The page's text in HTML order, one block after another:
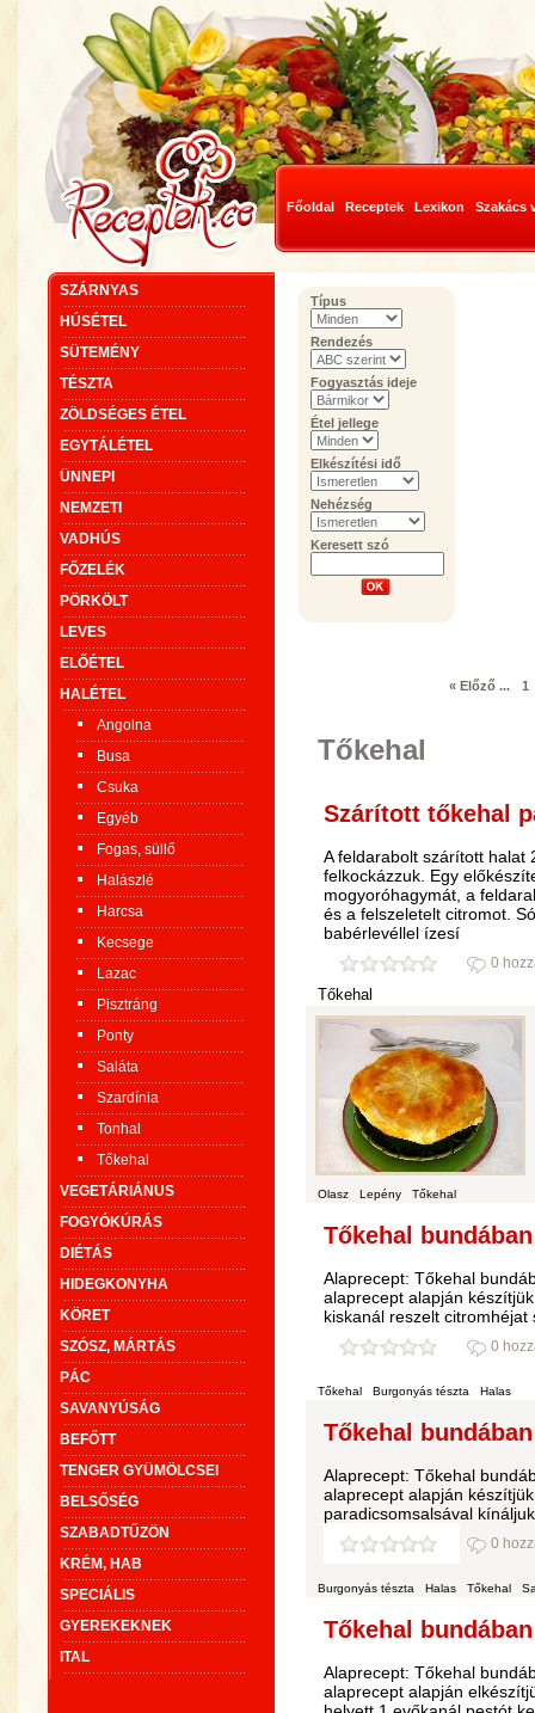
Főoldal Receptek Lexikon Szakács
SZÁRNYAS
HÚSÉTEL
SÜTEMÉNY
TÉSZTA
ZÖLDSÉGES ÉTEL
EGYTÁLÉTEL
ÜNNEPI
NEMZETI
VADHÚS
FŐZELÉK
PÖRKÖLT
LEVES
ELŐÉTEL
HALÉTEL
Angolna
Busa
Csuka
Egyéb
Fogas, süllő
Halászlé
Harcsa
Kecsege
Lazac
Pisztráng
Ponty
Saláta
Szardínia
Tonhal
Tőkehal
VEGETÁRIÁNUS
FOGYÓKÚRÁS
DIÉTÁS
HIDEGKONYHA
KÖRET
SZÓSZ, MÁRTÁS
PÁC
SAVANYÚSÁG
BEFŐTT
TENGER GYÜMÖLCSEI
BELSŐSÉG
SZABADTŰZÖN
KRÉM, HAB
SPECIÁLIS
GYEREKEKNEK
ITAL
Típus
Rendezés
Fogyasztás ideje
Étel jellege
Elkészítési idő
Nehézség
Keresett szó
« Előző... 1
Tőkehal
Szárított tőkehal
A feldarabolt szárított halat
felkockázzuk. Egy
mogyoróhagymát, a
és a felszeletelt citromot.
babérlevéllel ízesí
0
Tőkehal
Olasz Lepény Tőkehal
Tőkehal
Alaprecept: Tőkehal
alaprecept alapján
kiskanál reszelt citromhéjat
0
Tőkehal Burgonyás tészta Halas
Tőkehal
Alaprecept: Tőkehal
alaprecept alapján
paradicsomsalsával
0
Burgonyás tészta Halas Tőkehal
Tőkehal
Alaprecept: Tőkehal
alaprecept alapján